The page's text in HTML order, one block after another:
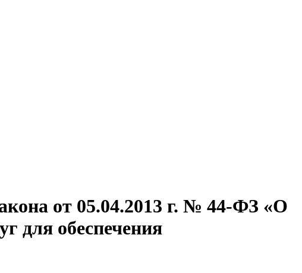
от 05.04.2013 г. № 44-ФЗ «О
для обеспечения